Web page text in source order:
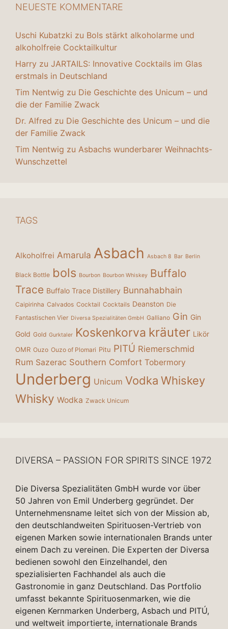
NEUESTE KOMMENTARE
Uschi Kubatzki zu Bols stärkt alkoholarme und
alkoholfreie Cocktailkultur
Harry zu JARTAILS: Innovative Cocktails im Glas
erstmals in Deutschland
Tim Nentwig zu Die Geschichte des Unicum – und
die der Familie Zwack
Dr. Alfred zu Die Geschichte des Unicum – und die
der Familie Zwack
Tim Nentwig zu Asbachs wunderbarer Weihnachts-
Wunschzettel
TAGS
Alkoholfrei Amarula Asbach Asbach 8 Bar Berlin
Black Bottle bols Bourbon Bourbon Whiskey Buffalo
Trace Buffalo Trace Distillery Bunnahabhain
Caipirinha Calvados Cocktail Cocktails Deanston Die
Fantastischen Vier Diversa Spezialitäten GmbH Galliano Gin Gin
Gold Gold Gurktaler Koskenkorva kräuter Likör
OMR Ouzo Ouzo of Plomari Pitu PITÚ Riemerschmid
Rum Sazerac Southern Comfort Tobermory
Underberg Unicum Vodka Whiskey
Whisky Wodka Zwack Unicum
DIVERSA – PASSION FOR SPIRITS SINCE 1972
Die Diversa Spezialitäten GmbH wurde vor über
50 Jahren von Emil Underberg gegründet. Der
Unternehmensname leitet sich von der Mission ab,
den deutschlandweiten Spirituosen-Vertrieb von
eigenen Marken sowie internationalen Brands unter
einem Dach zu vereinen. Die Experten der Diversa
bedienen sowohl den Einzelhandel, den
spezialisierten Fachhandel als auch die
Gastronomie in ganz Deutschland. Das Portfolio
umfasst bekannte Spirituosenmarken, wie die
eigenen Kernmarken Underberg, Asbach und PITÚ,
und weltweit importierte, internationale Brands